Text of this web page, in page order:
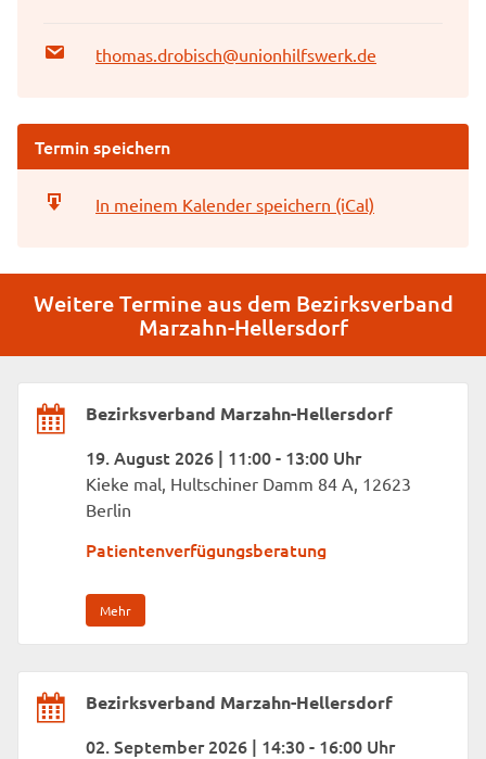
thomas.drobisch@unionhilfswerk.de
Termin speichern
In meinem Kalender speichern (iCal)
Weitere Termine aus dem Bezirksverband
Marzahn-Hellersdorf
Bezirksverband Marzahn-Hellersdorf
19. August 2026 | 11:00 - 13:00 Uhr
Kieke mal, Hultschiner Damm 84 A, 12623
Berlin
Patientenverfügungsberatung
Mehr
Bezirksverband Marzahn-Hellersdorf
02. September 2026 | 14:30 - 16:00 Uhr